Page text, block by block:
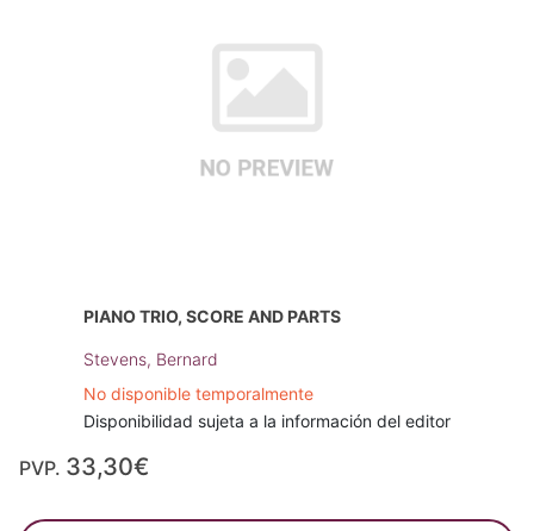
PIANO TRIO, SCORE AND PARTS
Stevens, Bernard
No disponible temporalmente
Disponibilidad sujeta a la información del editor
PVP. 33,30€